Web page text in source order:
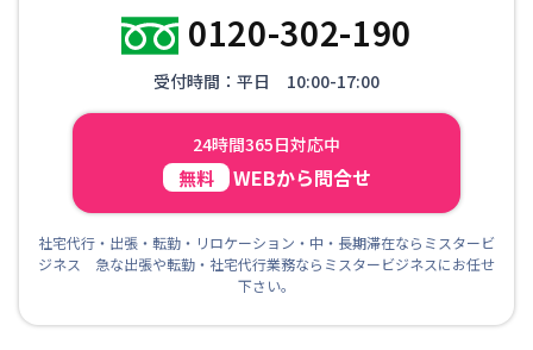
0120-302-190
受付時間：平日 10:00-17:00
24時間365日対応中
無料 WEBから問合せ
社宅代行・出張・転勤・リロケーション・中・長期滞在ならミスタービ
ジネス 急な出張や転勤・社宅代行業務ならミスタービジネスにお任せ
下さい。